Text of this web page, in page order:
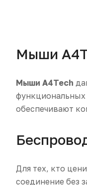
Мыши
Мыши A4Tech
функциональных
обеспечивают
Для тех, кто
соединение без